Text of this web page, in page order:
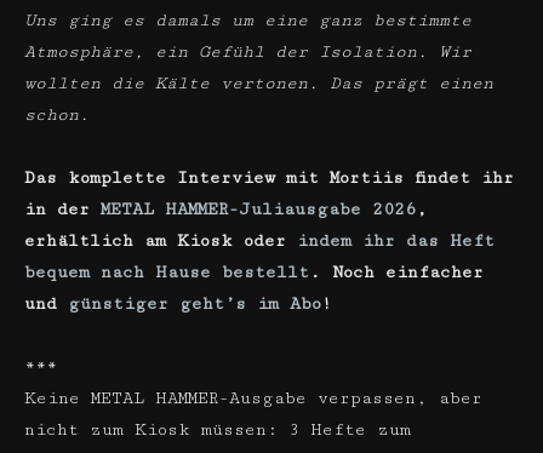
Uns ging es damals um eine ganz bestimmte
Atmosphäre, ein Gefühl der Isolation. Wir
wollten die Kälte vertonen. Das prägt einen
schon.
Das komplette Interview mit Mortiis findet ihr
in der METAL HAMMER-Juliausgabe 2026 ,
erhältlich am Kiosk oder
indem ihr das Heft
bequem nach Hause bestellt . Noch einfacher
und
günstiger geht’s im Abo!
***
Keine METAL HAMMER-Ausgabe verpassen, aber
nicht zum Kiosk müssen: 3 Hefte zum